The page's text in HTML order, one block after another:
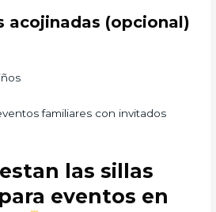
acojinadas (opcional)
familiares con invitados
las sillas
eventos en